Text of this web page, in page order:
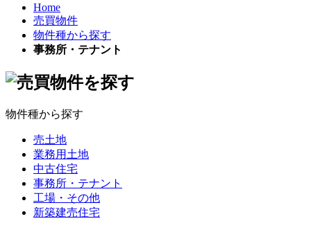
Home
売買物件
物件種から探す
事務所・テナント
物件種から探す
売土地
業務用土地
中古住宅
事務所・テナント
工場・その他
新築建売住宅